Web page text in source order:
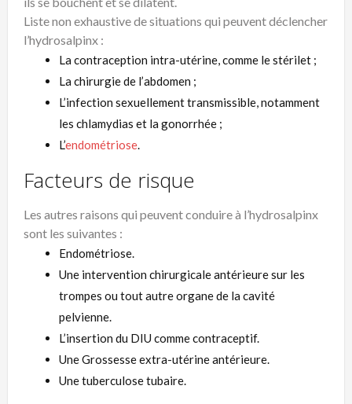
Liste non exhaustive de situations qui peuvent déclencher
l’hydrosalpinx :
La contraception intra-utérine, comme le stérilet ;
La chirurgie de l’abdomen ;
L’infection sexuellement transmissible, notamment
les chlamydias et la gonorrhée ;
L’endométriose.
Facteurs de risque
Les autres raisons qui peuvent conduire à l’hydrosalpinx
sont les suivantes :
Endométriose.
Une intervention chirurgicale antérieure sur les
trompes ou tout autre organe de la cavité
pelvienne.
L’insertion du DIU comme contraceptif.
Une Grossesse extra-utérine antérieure.
Une tuberculose tubaire.